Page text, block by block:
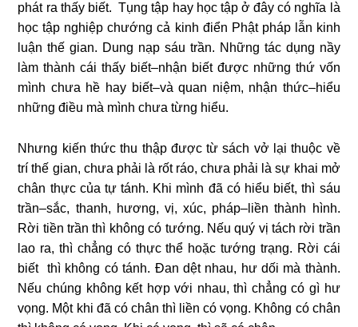
phát ra thấy biết. Tụng tập hay học tập ở đây có nghĩa là
học tập nghiệp chướng cả kinh điển Phật pháp lẫn kinh
luận thế gian. Dung nạp sáu trần. Những tác dụng nầy
làm thành cái thấy biết–nhận biết được những thứ vốn
mình chưa hề hay biết–và quan niệm, nhận thức–hiểu
những điều mà mình chưa từng hiểu.
Nhưng kiến thức thu thập được từ sách vở lại thuộc về
trí thế gian, chưa phải là rốt ráo, chưa phải là sự khai mở
chân thực của tự tánh. Khi mình đã có hiểu biết, thì sáu
trần–sắc, thanh, hương, vị, xúc, pháp–liền thành hình.
Rời tiền trần thì không có tướng. Nếu quý vị tách rời trần
lao ra, thì chẳng có thực thể hoặc tướng trạng. Rời cái
biết thì không có tánh. Đan dệt nhau, hư dối mà thành.
Nếu chúng không kết hợp với nhau, thì chẳng có gì hư
vọng. Một khi đã có chân thì liền có vọng. Không có chân